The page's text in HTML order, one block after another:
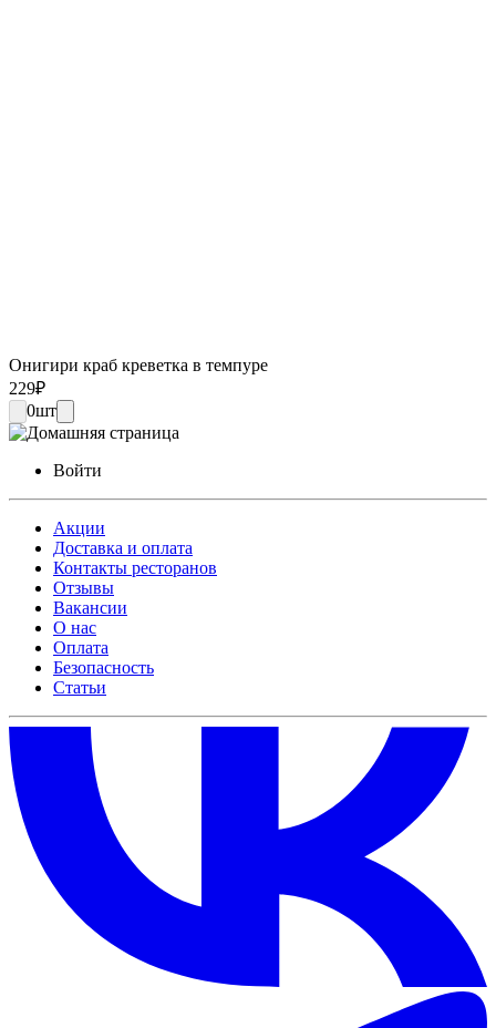
Онигири краб креветка в темпуре
229₽
0шт
Войти
Акции
Доставка и оплата
Контакты ресторанов
Отзывы
Вакансии
О нас
Оплата
Безопасность
Статьи